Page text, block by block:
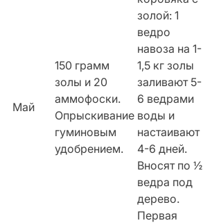
Май
150 грамм
золы и 20
аммофоски.
Опрыскивание
гуминовым
удобрением.
золой: 1
ведро
навоза на 1-
1,5 кг золы
заливают 5-
6 ведрами
воды и
настаивают
4-6 дней.
Вносят по ½
ведра под
дерево.
Первая